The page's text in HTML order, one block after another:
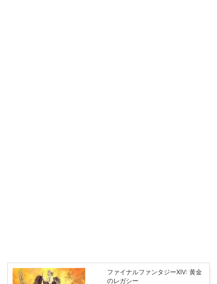
ファイナルファンタジーXIV: 黄金
のレガシー